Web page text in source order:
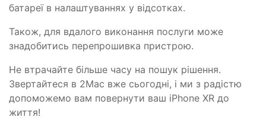
батареї в налаштуваннях у відсотках.
Також, для вдалого виконання послуги може
знадобитись перепрошивка пристрою.
Не втрачайте більше часу на пошук рішення.
Звертайтеся в 2Mac вже сьогодні, і ми з радістю
допоможемо вам повернути ваш iPhone XR до
життя!